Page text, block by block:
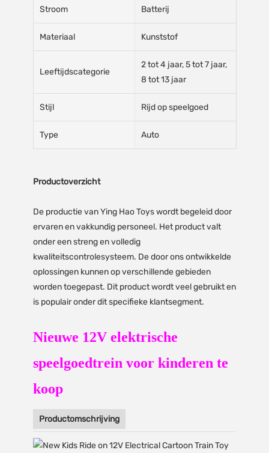
Stroom Batterij
Materiaal Kunststof
Leeftijdscategorie
2 tot 4 jaar, 5 tot 7 jaar,
8 tot 13 jaar
Stijl Rijd op speelgoed
Type Auto
Productoverzicht
De productie van Ying Hao Toys wordt begeleid door
ervaren en vakkundig personeel. Het product valt
onder een streng en volledig
kwaliteitscontrolesysteem. De door ons ontwikkelde
oplossingen kunnen op verschillende gebieden
worden toegepast. Dit product wordt veel gebruikt en
is populair onder dit specifieke klantsegment.
Nieuwe 12V elektrische
speelgoedtrein voor kinderen te
koop
Productomschrijving